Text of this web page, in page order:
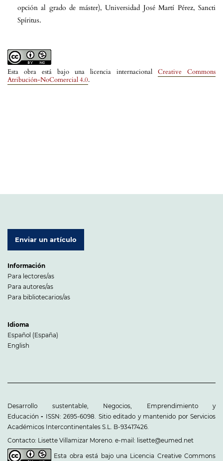
Esta obra está bajo una licencia internacional Creative Commons
Atribución-NoComercial 4.0.
opción al grado de máster), Universidad José Martí Pérez, Sancti
Spíritus.
Enviar un artículo
Información
Para lectores/as
Para autores/as
Para bibliotecarios/as
Idioma
Español (España)
English
Desarrollo sustentable, Negocios, Emprendimiento y
Educación - ISSN: 2695-6098. Sitio editado y mantenido por Servicios
Académicos Intercontinentales S.L. B-93417426.
Contacto: Lisette Villamizar Moreno. e-mail: lisette@eumed.net
Esta obra está bajo una Licencia Creative Commons